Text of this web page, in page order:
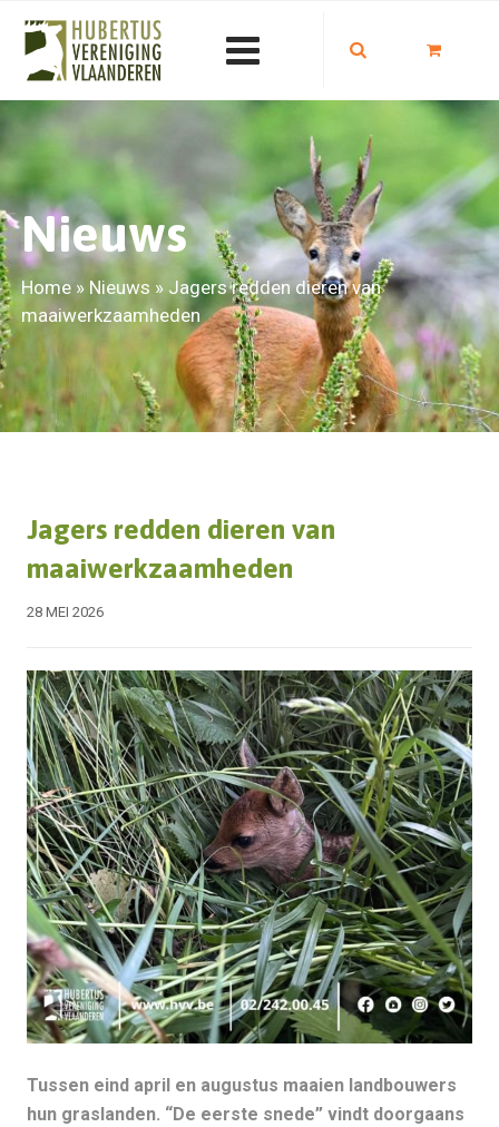
Nieuws
Home» Nieuws » Jagers redden dieren van
maaiwerkzaamheden
Jagers redden dieren van
maaiwerkzaamheden
28 MEI 2026
­Tussen eind april en augustus maaien landbouwers
hun graslanden. “De eerste snede” vindt doorgaans